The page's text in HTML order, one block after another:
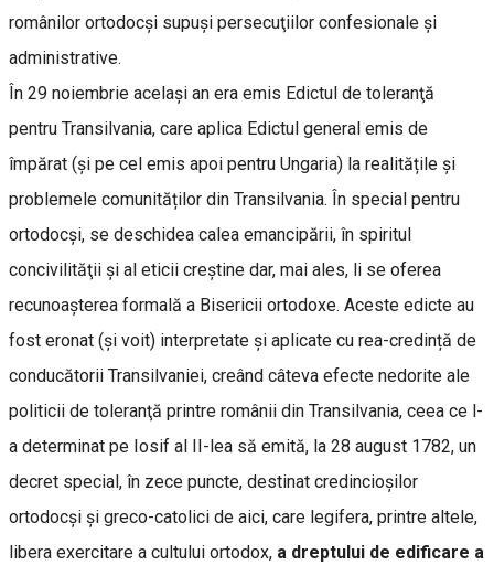
românilor ortodocşi supuşi persecuţiilor confesionale şi
administrative.
În 29 noiembrie același an era emis Edictul de toleranţă
pentru Transilvania, care aplica Edictul general emis de
împărat (și pe cel emis apoi pentru Ungaria) la realitățile și
problemele comunităților din Transilvania. În special pentru
ortodocşi, se deschidea calea emancipării, în spiritul
concivilităţii şi al eticii creştine dar, mai ales, li se oferea
recunoaşterea formală a Bisericii ortodoxe. Aceste edicte au
fost eronat (și voit) interpretate și aplicate cu rea-credință de
conducătorii Transilvaniei, creând câteva efecte nedorite ale
politicii de toleranţă printre românii din Transilvania, ceea ce l-
a determinat pe Iosif al II-lea să emită, la 28 august 1782, un
decret special, în zece puncte, destinat credincioşilor
ortodocşi şi greco-catolici de aici, care legifera, printre altele,
libera exercitare a cultului ortodox, a dreptului de edificare a